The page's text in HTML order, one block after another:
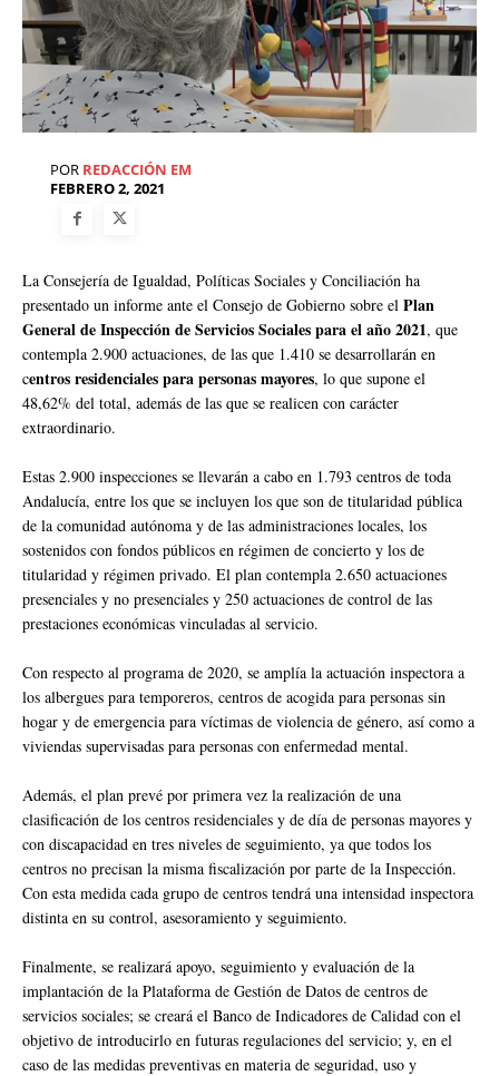
POR REDACCIÓN EM
FEBRERO 2, 2021
La Consejería de Igualdad, Políticas Sociales y Conciliación ha
presentado un informe ante el Consejo de Gobierno sobre el Plan
General de Inspección de Servicios Sociales para el año 2021, que
contempla 2.900 actuaciones, de las que 1.410 se desarrollarán en
centros residenciales para personas mayores, lo que supone el
48,62% del total, además de las que se realicen con carácter
extraordinario.
Estas 2.900 inspecciones se llevarán a cabo en 1.793 centros de toda
Andalucía, entre los que se incluyen los que son de titularidad pública
de la comunidad autónoma y de las administraciones locales, los
sostenidos con fondos públicos en régimen de concierto y los de
titularidad y régimen privado. El plan contempla 2.650 actuaciones
presenciales y no presenciales y 250 actuaciones de control de las
prestaciones económicas vinculadas al servicio.
Con respecto al programa de 2020, se amplía la actuación inspectora a
los albergues para temporeros, centros de acogida para personas sin
hogar y de emergencia para víctimas de violencia de género, así como a
viviendas supervisadas para personas con enfermedad mental.
Además, el plan prevé por primera vez la realización de una
clasificación de los centros residenciales y de día de personas mayores y
con discapacidad en tres niveles de seguimiento, ya que todos los
centros no precisan la misma fiscalización por parte de la Inspección.
Con esta medida cada grupo de centros tendrá una intensidad inspectora
distinta en su control, asesoramiento y seguimiento.
Finalmente, se realizará apoyo, seguimiento y evaluación de la
implantación de la Plataforma de Gestión de Datos de centros de
servicios sociales; se creará el Banco de Indicadores de Calidad con el
objetivo de introducirlo en futuras regulaciones del servicio; y, en el
caso de las medidas preventivas en materia de seguridad, uso y